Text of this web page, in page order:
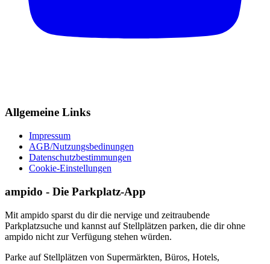
Allgemeine Links
Impressum
AGB/Nutzungsbedinungen
Datenschutzbestimmungen
Cookie-Einstellungen
ampido - Die Parkplatz-App
Mit ampido sparst du dir die nervige und zeitraubende
Parkplatzsuche und kannst auf Stellplätzen parken, die dir ohne
ampido nicht zur Verfügung stehen würden.
Parke auf Stellplätzen von Supermärkten, Büros, Hotels,